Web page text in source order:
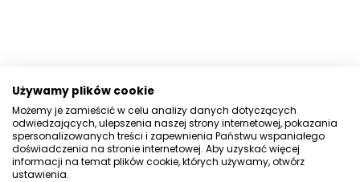
Używamy plików cookie
Możemy je zamieścić w celu analizy danych dotyczących
odwiedzających, ulepszenia naszej strony internetowej, pokazania
spersonalizowanych treści i zapewnienia Państwu wspaniałego
doświadczenia na stronie internetowej. Aby uzyskać więcej
informacji na temat plików cookie, których używamy, otwórz
ustawienia.